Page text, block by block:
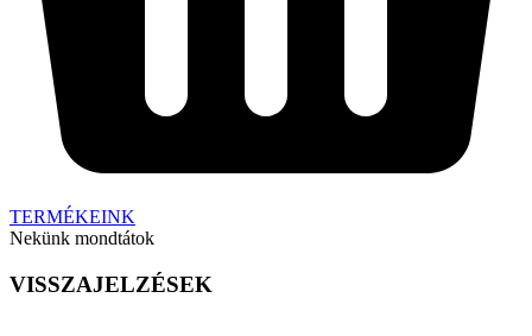
TERMÉKEINK
Nekünk mondtátok
VISSZAJELZÉSEK